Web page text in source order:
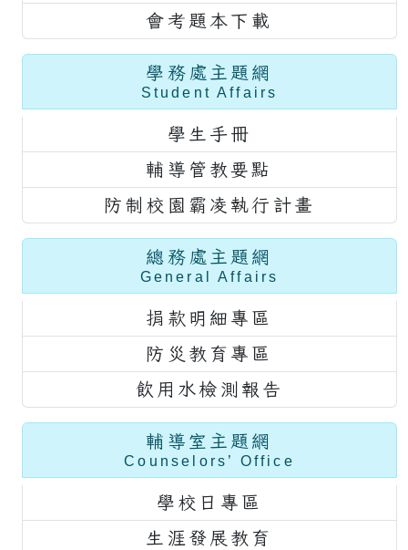
會考題本下載
學務處主題網
Student Affairs
學生手冊
輔導管教要點
防制校園霸凌執行計畫
總務處主題網
General Affairs
捐款明細專區
防災教育專區
飲用水檢測報告
輔導室主題網
Counselors’ Office
學校日專區
生涯發展教育